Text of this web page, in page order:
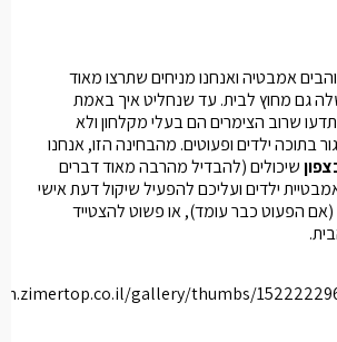
אמבטיה ואנחנו מניחים שתרצו מאוד
גם מחוץ לבית. עד שנחליט איך באמת
שרוב הצימרים הם בעלי מקלחון ולא
בתוכה ילדים ופעוטים. מהבחינה הזו, אנחנו
שיכולים (להבדיל מהרבה מאוד דברים
ילדים ועליכם להפעיל שיקול דעת אישי
הפעוט כבר עומד), או פשוט להצטייד
gallery/thumbs/